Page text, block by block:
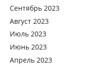
Сентябрь 2023
Август 2023
Июль 2023
Июнь 2023
Апрель 2023